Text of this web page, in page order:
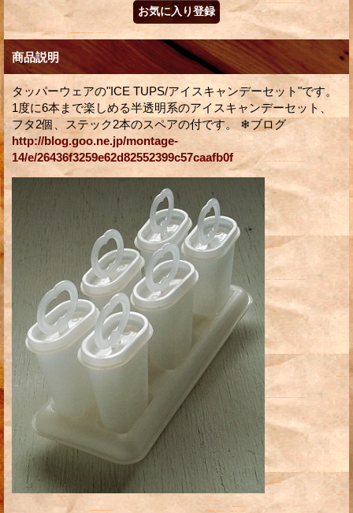
商品説明
タッパーウェアの"ICE TUPS/アイスキャンデーセット"です。
1度に6本まで楽しめる半透明系のアイスキャンデーセット、
フタ2個、ステック2本のスペアの付です。 ❄ブログ
http://blog.goo.ne.jp/montage-
14/e/26436f3259e62d82552399c57caafb0f